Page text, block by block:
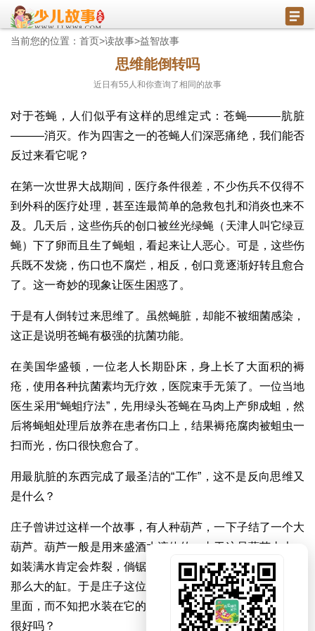
当前您的位置： 首页>读故事>益智故事
思维能倒转吗
近日有55 人和你查询了相同的故事
对于苍蝇，人们似乎有这样的思维定式：苍蝇———肮脏
———消灭。作为四害之一的苍蝇人们深恶痛绝，我们能否
反过来看它呢？
在第一次世界大战期间，医疗条件很差，不少伤兵不仅得不
到外科的医疗处理，甚至连最简单的急救包扎和消炎也来不
及。几天后，这些伤兵的创口被丝光绿蝇（天津人叫它绿豆
蝇）下了卵而且生了蝇蛆，看起来让人恶心。可是，这些伤
兵既不发烧，伤口也不腐烂，相反，创口竟逐渐好转且愈合
了。这一奇妙的现象让医生困惑了。
于是有人倒转过来思维了。虽然蝇脏，却能不被细菌感染，
这正是说明苍蝇有极强的抗菌功能。
在美国华盛顿，一位老人长期卧床，身上长了大面积的褥
疮，使用各种抗菌素均无疗效，医院束手无策了。一位当地
医生采用“蝇蛆疗法”，先用绿头苍蝇在马肉上产卵成蛆，然
后将蝇蛆处理后放养在患者伤口上，结果褥疮腐肉被蛆虫一
扫而光，伤口很快愈合了。
用最肮脏的东西完成了最圣洁的“工作”，这不是反向思维又
是什么？
庄子曾讲过这样一个故事，有人种葫芦，一下子结了一个大
葫芦。葫芦一般是用来盛酒水液体的，由于这只葫芦太大，
如装满水肯定会炸裂，倘锯开用它的一半当瓢舀水用又没有
那么大的缸。于是庄子这位哲人说话了，你们只知把水装在
里面，而不知把水装在它的外面，把它放在河中当船用不是
很好吗？